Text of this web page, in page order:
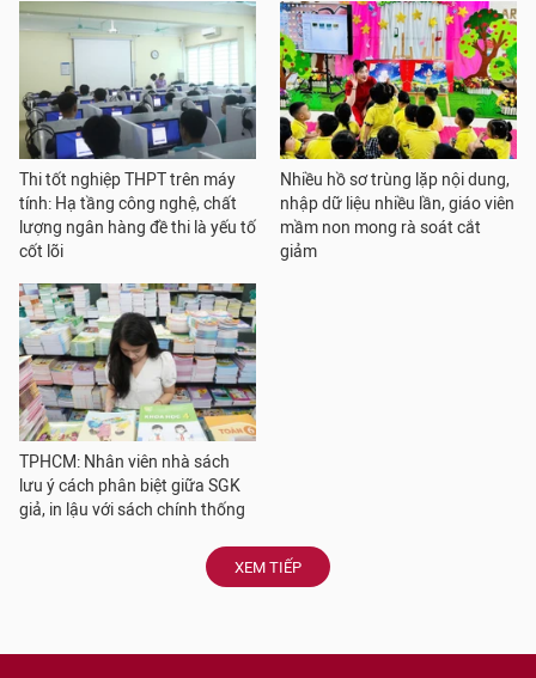
Thi tốt nghiệp THPT trên máy
tính: Hạ tầng công nghệ, chất
lượng ngân hàng đề thi là yếu tố
cốt lõi
Nhiều hồ sơ trùng lặp nội dung,
nhập dữ liệu nhiều lần, giáo viên
mầm non mong rà soát cắt
giảm
TPHCM: Nhân viên nhà sách
lưu ý cách phân biệt giữa SGK
giả, in lậu với sách chính thống
XEM TIẾP